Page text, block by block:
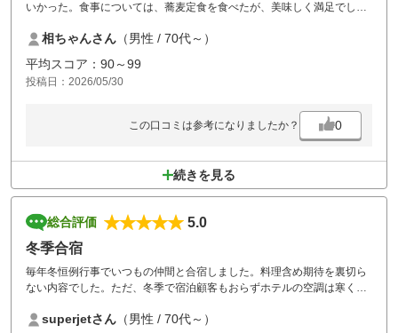
いかった。食事については、蕎麦定食を食べたが、美味しく満足でし
全体的に接客応対も良い。
この日は30℃越えで風が強く大変な1日だった。
相ちゃんさん （男性 / 70代～）
平均スコア：90～99
投稿日：2026/05/30
この口コミは参考になりましたか？ 0
続きを見る
総合評価
5.0
冬季合宿
毎年冬恒例行事でいつもの仲間と合宿しました。料理含め期待を裏切ら
ない内容でした。ただ、冬季で宿泊顧客もおらずホテルの空調は寒くて
superjetさん （男性 / 70代～）